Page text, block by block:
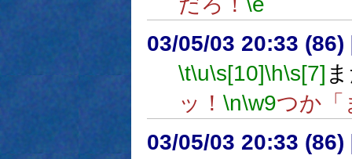
03/05/03 20:33 (86)
\t\u\s[10]\h\s[7]
ッ！ \n\w9つか「
03/05/03 20:33 (86)